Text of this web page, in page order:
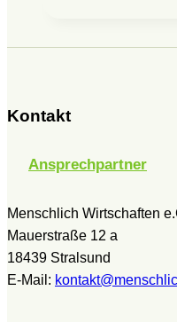
Kontakt
Ansprechpartner
Menschlich Wirtschaften
Mauerstraße 12 a
18439 Stralsund
E-Mail: